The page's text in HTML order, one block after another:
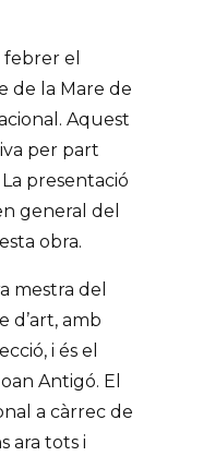
el
de la Mare de
Aquest
per part
presentació
general del
obra.
mestra del
d’art, amb
i és el
Antigó. El
a càrrec de
ara tots i